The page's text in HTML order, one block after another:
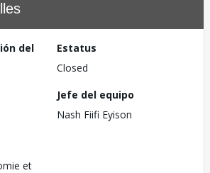
del
Estatus
Closed
Jefe del equipo
Nash Fiifi Eyison
et